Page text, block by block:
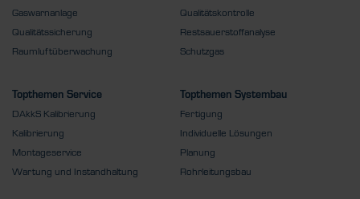
Gaswarnanlage
Qualitätssicherung
Raumluftüberwachung
Qualitätskontrolle
Restsauerstoffanalyse
Schutzgas
Topthemen Service
DAkkS Kalibrierung
Kalibrierung
Montageservice
Wartung und Instandhaltung
Topthemen Systembau
Fertigung
Individuelle Lösungen
Planung
Rohrleitungsbau